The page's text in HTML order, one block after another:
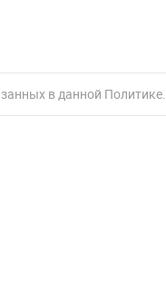
в данной Политике.